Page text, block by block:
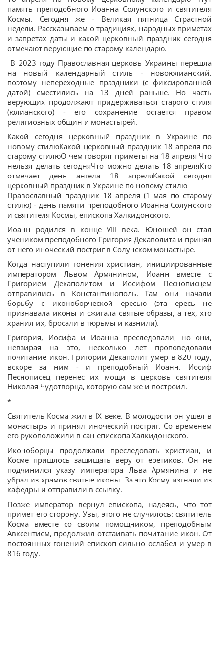
память преподобного Иоанна Солунского и святителя
Космы. Сегодня же - Великая пятница Страстной
недели. Рассказываем о традициях, народных приметах
и запретах даты и какой церковный праздник сегодня
отмечают верующие по старому календарю.
В 2023 году Православная церковь Украины перешла
на новый календарный стиль - новоюлианский,
поэтому непереходные праздники (с фиксированной
датой) сместились на 13 дней раньше. Но часть
верующих продолжают придерживаться старого стиля
(юлианского) - его сохранение остается правом
религиозных общин и монастырей.
Какой сегодня церковный праздник в Украине по
новому стилюКакой церковный праздник 18 апреля по
старому стилюО чем говорят приметы на 18 апреля Что
нельзя делать сегодняЧто можно делать 18 апреляКто
отмечает день ангела 18 апреляКакой сегодня
церковный праздник в Украине по новому стилю
Православный праздник 18 апреля (1 мая по старому
стилю) - день памяти преподобного Иоанна Солунского
и святителя Космы, епископа Халкидонского.
Иоанн родился в конце VIII века. Юношей он стал
учеником преподобного Григория Декаполита и принял
от него иноческий постриг в Солунском монастыре.
Когда наступили гонения христиан, инициированные
императором Львом Армянином, Иоанн вместе с
Григорием Декаполитом и Иосифом Песнописцем
отправились в Константинополь. Там они начали
борьбу с иконоборческой ересью (эта ересь не
признавала иконы и сжигала святые образы, а тех, хто
хранил их, бросали в тюрьмы и казнили).
Григория, Иосифа и Иоанна преследовали, но они,
невзирая на это, несколько лет проповедовали
почитание икон. Григорий Декаполит умер в 820 году,
вскоре за ним - и преподобный Иоанн. Иосиф
Песнописец перенес их мощи в церковь святителя
Николая Чудотворца, которую сам же и построил.
*
Святитель Косма жил в IX веке. В молодости он ушел в
монастырь и принял иноческий постриг. Со временем
его рукоположили в сан епископа Халкидонского.
Иконоборцы продолжали преследовать христиан, и
Косме пришлось защищать веру от еретиков. Он не
подчинился указу императора Льва Армянина и не
убрал из храмов святые иконы. За это Косму изгнали из
кафедры и отправили в ссылку.
Позже император вернул епископа, надеясь, что тот
примет его сторону. Увы, этого не случилось: святитель
Косма вместе со своим помощником, преподобным
Авксентием, продолжил отстаивать почитание икон. От
постоянных гонений епископ сильно ослабел и умер в
816 году.